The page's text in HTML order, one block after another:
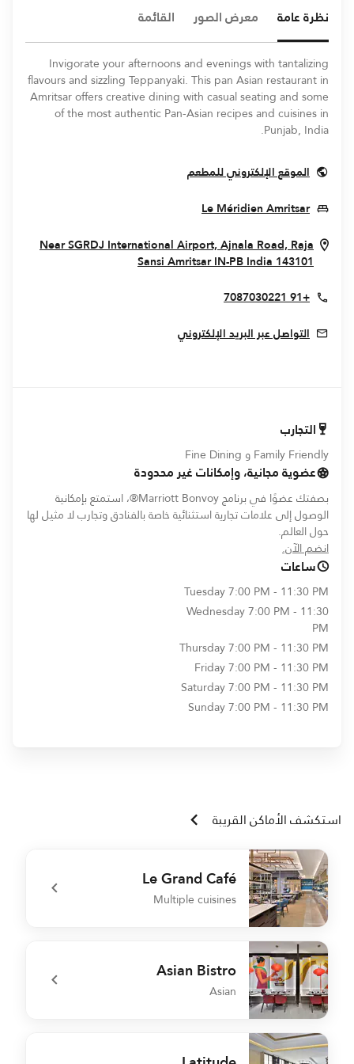
نظرة عامة معرض الصور القائمة
Invigorate your afternoons and evenings with tantalizing
flavours and sizzling Teppanyaki. This pan Asian restaurant in
Amritsar offers creative dining with casual seating and some
of the most authentic Pan-Asian recipes and cuisines in
Punjab, India.
الموقع الإلكتروني للمطعمOpens In New Window
Le Méridien Amritsar
Opens In New Window
Near SGRDJ International Airport, Ajnala Road, Raja
SansiAmritsarIN-PBIndia143101
Opens In New Window
+91 7087030221
التواصل عبر البريد الإلكتروني
التجارب
Family Friendly و Fine Dining
عضوية مجانية، وإمكانات غير محدودة
بصفتك عضوًا في برنامج Marriott Bonvoy®، استمتع بإمكانية
الوصول إلى علامات تجارية استثنائية خاصة بالفنادق وتجارب لا مثيل لها
حول العالم.
انضم الآن.
ساعات
Tuesday7:00 PM - 11:30 PM
Wednesday7:00 PM - 11:30
PM
Thursday7:00 PM - 11:30 PM
Friday7:00 PM - 11:30 PM
Saturday7:00 PM - 11:30 PM
Sunday7:00 PM - 11:30 PM
استكشف الأماكن القريبة
Le Grand Café
Multiple cuisines
undefined Le Grand Café
Asian Bistro
Asian
undefined Asian Bistro